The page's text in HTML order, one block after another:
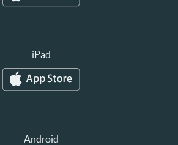
iPad
Android